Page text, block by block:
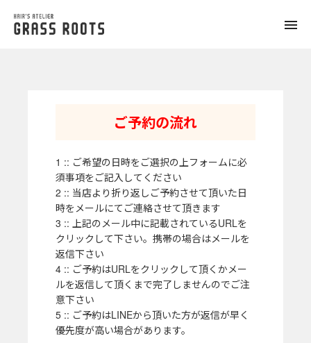
toggle
ご予約の流れ
1 :: ご希望の日時をご選択の上フォームに必
須事項をご記入してください
2 :: 当店より折り返しご予約させて頂いた日
時をメールにてご連絡させて頂きます
3 :: 上記のメール中に記載されているURLを
クリックして下さい。携帯の場合はメールを
返信下さい
4 :: ご予約はURLをクリックして頂くかメー
ルを返信して頂くまで完了しませんのでご注
意下さい
5 :: ご予約はLINEから頂いた方が返信が早く
優先度が高い場合があります。